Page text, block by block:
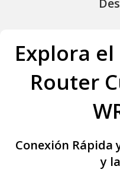
Explora
Router
Conexión Rápida
y